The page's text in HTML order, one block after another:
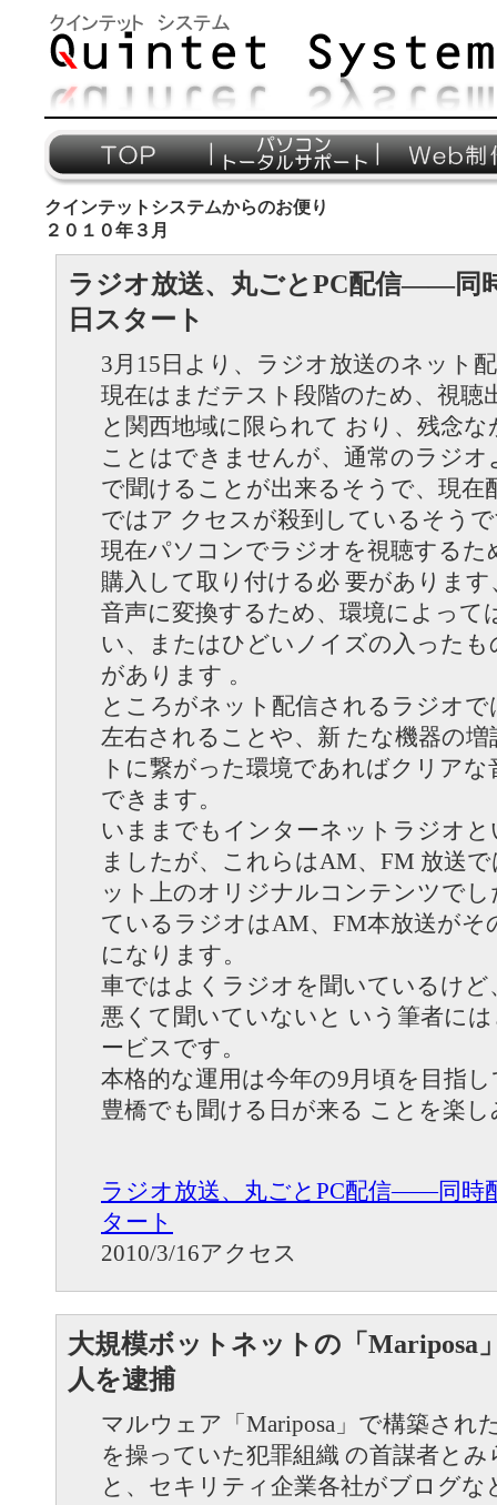
クインテットシステムからのお便り
２０１０年３月
ラジオ放送、丸ごとPC配信――同
日スタート
3月15日より、ラジオ放送のネット
現在はまだテスト段階のため、視聴
と関西地域に限られて おり、残念
ことはできませんが、通常のラジオ
で聞けることが出来るそうで、現在
ではア クセスが殺到しているそう
現在パソコンでラジオを視聴するた
購入して取り付ける必 要がありま
音声に変換するため、環境によって
い、またはひどいノイズの入った
があります 。
ところがネット配信されるラジオ
左右されることや、新 たな機器の
トに繋がった環境であればクリア
できます。
いままでもインターネットラジオ
ましたが、これらはAM、FM 放送
ット上のオリジナルコンテンツで
ているラジオはAM、FM本放送がそ
になります。
車ではよくラジオを聞いているけど
悪くて聞いていないと いう筆者に
ービスです。
本格的な運用は今年の9月頃を目指
豊橋でも聞ける日が来る ことを楽
ラジオ放送、丸ごとPC配信――同時
タート
2010/3/16アクセス
大規模ボットネットの「Mariposa
人を逮捕
マルウェア「Mariposa」で構築され
を操っていた犯罪組織 の首謀者と
と、セキリティ企業各社がブログな